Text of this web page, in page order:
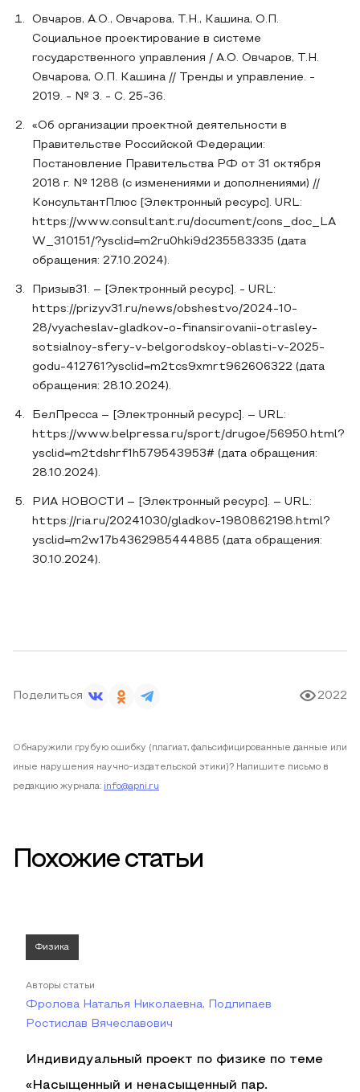
Овчаров, А.О., Овчарова, Т.Н., Кашина, О.П.
Социальное проектирование в системе
государственного управления / А.О. Овчаров, Т.Н.
Овчарова, О.П. Кашина // Тренды и управление. -
2019. - № 3. - С. 25-36.
«Об организации проектной деятельности в
Правительстве Российской Федерации:
Постановление Правительства РФ от 31 октября
2018 г. № 1288 (с изменениями и дополнениями) //
КонсультантПлюс [Электронный ресурс]. URL:
https://www.consultant.ru/document/cons_doc_LA
W_310151/?ysclid=m2ru0hki9d235583335 (дата
обращения: 27.10.2024).
Призыв31. – [Электронный ресурс]. - URL:
https://prizyv31.ru/news/obshestvo/2024-10-
28/vyacheslav-gladkov-o-finansirovanii-otrasley-
sotsialnoy-sfery-v-belgorodskoy-oblasti-v-2025-
godu-412761?ysclid=m2tcs9xmrt962606322 (дата
обращения: 28.10.2024).
БелПресса – [Электронный ресурс]. – URL:
https://www.belpressa.ru/sport/drugoe/56950.html?
ysclid=m2tdshrf1h579543953# (дата обращения:
28.10.2024).
РИА НОВОСТИ – [Электронный ресурс]. – URL:
https://ria.ru/20241030/gladkov-1980862198.html?
ysclid=m2w17b4362985444885 (дата обращения:
30.10.2024).
Поделиться 2022
Обнаружили грубую ошибку (плагиат, фальсифицированные данные или
иные нарушения научно-издательской этики)? Напишите письмо в
редакцию журнала: info@apni.ru
Похожие статьи
Физика
Авторы статьи
Фролова Наталья Николаевна, Подлипаев
Ростислав Вячеславович
Индивидуальный проект по физике по теме
«Насыщенный и ненасыщенный пар.